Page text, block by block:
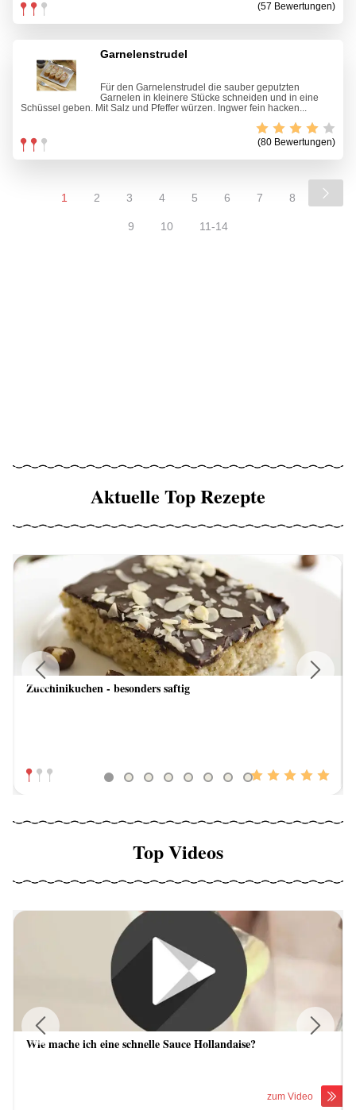
(57 Bewertungen)
Garnelenstrudel
Für den Garnelenstrudel die sauber geputzten
Garnelen in kleinere Stücke schneiden und in eine
Schüssel geben. Mit Salz und Pfeffer würzen. Ingwer fein hacken...
(80 Bewertungen)
1 2 3 4 5 6 7 8
9 10 11-14
Aktuelle Top Rezepte
Zucchinikuchen - besonders saftig
Previous
Top Videos
Wie mache ich eine schnelle Sauce Hollandaise?
zum Video
Previous